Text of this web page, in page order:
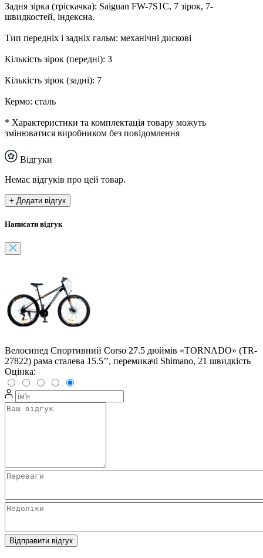
Задня зірка (тріскачка): Saiguan FW-7S1C, 7 зірок, 7-
швидкостей, індексна.
Тип передніх і задніх гальм: механічні дискові
Кількість зірок (передні): 3
Кількість зірок (задні): 7
Кермо: сталь
* Характеристики та комплектація товару можуть
змінюватися виробником без повідомлення
Відгуки
Немає відгуків про цей товар.
+ Додати відгук
Написати відгук
Велосипед Спортивний Corso 27.5 дюймів «TORNADO» (TR-
27822) рама сталева 15.5’’, перемикачі Shimano, 21 швидкість
Оцінка:
Відправити відгук